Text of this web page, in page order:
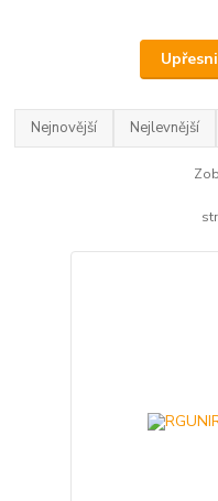
Nejnovější Nejlevnější